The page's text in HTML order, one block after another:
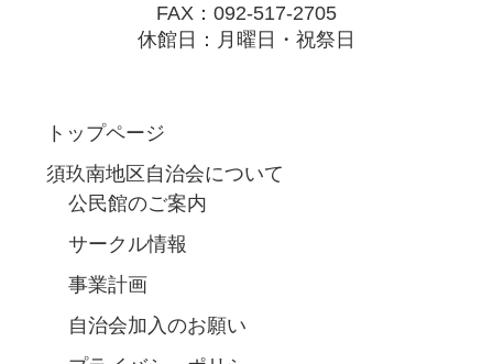
FAX：092-517-2705
休館日：月曜日・祝祭日
トップページ
須玖南地区自治会について
公民館のご案内
サークル情報
事業計画
自治会加入のお願い